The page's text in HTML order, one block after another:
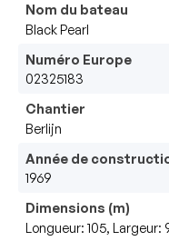
Nom du bateau
Black Pearl
Numéro Europe
02325183
Chantier
Berlijn
Année de
1969
Dimensions (m)
Longueur: 105, Largeur: